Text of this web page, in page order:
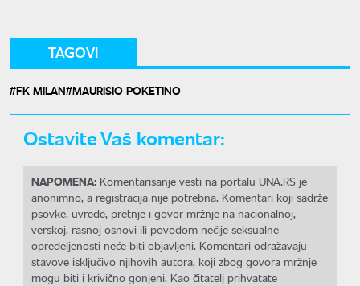
TAGOVI
FK MILAN MAURISIO POKETINO
Ostavite Vaš komentar:
NAPOMENA: Komentarisanje vesti na portalu UNA.RS je
anonimno, a registracija nije potrebna. Komentari koji sadrže
psovke, uvrede, pretnje i govor mržnje na nacionalnoj,
verskoj, rasnoj osnovi ili povodom nečije seksualne
opredeljenosti neće biti objavljeni. Komentari odražavaju
stavove isključivo njihovih autora, koji zbog govora mržnje
mogu biti i krivično gonjeni. Kao čitatelj prihvatate